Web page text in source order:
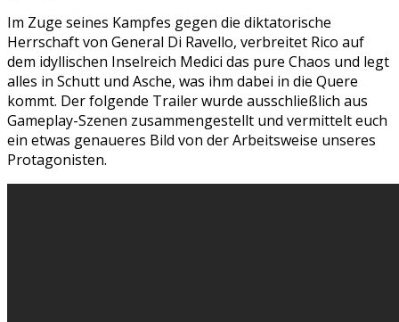
Im Zuge seines Kampfes gegen die diktatorische
Herrschaft von General Di Ravello, verbreitet Rico auf
dem idyllischen Inselreich Medici das pure Chaos und legt
alles in Schutt und Asche, was ihm dabei in die Quere
kommt. Der folgende Trailer wurde ausschließlich aus
Gameplay-Szenen zusammengestellt und vermittelt euch
ein etwas genaueres Bild von der Arbeitsweise unseres
Protagonisten.